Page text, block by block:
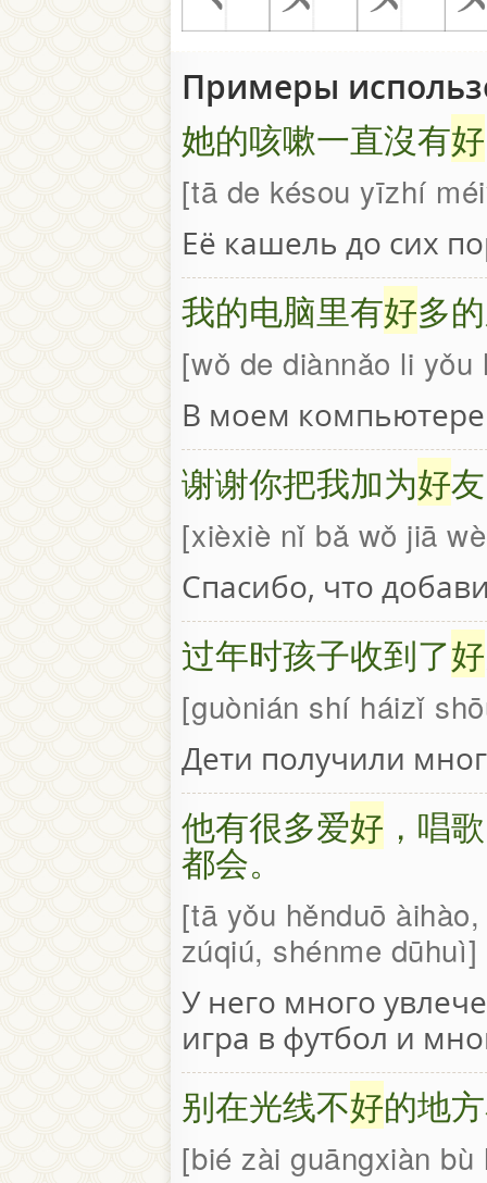
Примеры
她的咳嗽一直沒有好
tā de késou yīzhí
Её кашель до сих
我的电脑里有好多
wǒ de diànnǎo li
В моем
谢谢你把我加为好
xièxiè nǐ bǎ wǒ jiā
Спасибо, что
过年时孩子收到了好
guònián shí háizǐ
Дети получили
他有很多爱好 ，唱
都会。
tā yǒu hěnduō
zúqiú, shénme dūhuì
У него много
игра в футбол и
别在光线不好的地
bié zài guāngxiàn